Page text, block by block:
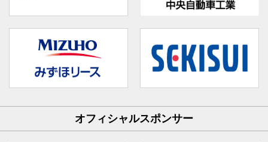
オフィシャルスポンサー